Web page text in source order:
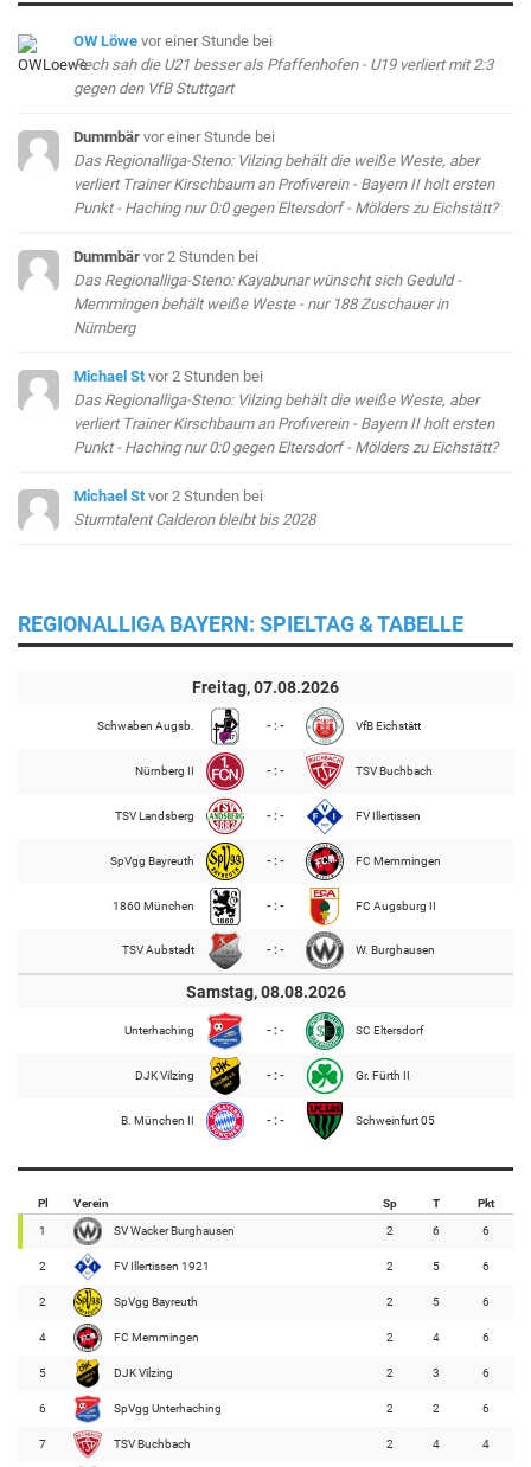
OW Löwe vor einer Stunde bei
Rech sah die U21 besser als Pfaffenhofen - U19 verliert mit 2:3
gegen den VfB Stuttgart
Dummbär vor einer Stunde bei
Das Regionalliga-Steno: Vilzing behält die weiße Weste, aber
verliert Trainer Kirschbaum an Profiverein - Bayern II holt ersten
Punkt - Haching nur 0:0 gegen Eltersdorf - Mölders zu Eichstätt?
Dummbär vor 2 Stunden bei
Das Regionalliga-Steno: Kayabunar wünscht sich Geduld -
Memmingen behält weiße Weste - nur 188 Zuschauer in
Nürnberg
Michael St vor 2 Stunden bei
Das Regionalliga-Steno: Vilzing behält die weiße Weste, aber
verliert Trainer Kirschbaum an Profiverein - Bayern II holt ersten
Punkt - Haching nur 0:0 gegen Eltersdorf - Mölders zu Eichstätt?
Michael St vor 2 Stunden bei
Sturmtalent Calderon bleibt bis 2028
REGIONALLIGA BAYERN: SPIELTAG & TABELLE
Freitag, 07.08.2026
Schwaben Augsb. - : - VfB Eichstätt
Nürnberg II - : - TSV Buchbach
TSV Landsberg - : - FV Illertissen
SpVgg Bayreuth - : - FC Memmingen
1860 München - : - FC Augsburg II
TSV Aubstadt - : - W. Burghausen
Samstag, 08.08.2026
Unterhaching - : - SC Eltersdorf
DJK Vilzing - : - Gr. Fürth II
B. München II - : - Schweinfurt 05
Pl Verein Sp T Pkt
1 SV Wacker Burghausen 2 6 6
2 FV Illertissen 1921 2 5 6
2 SpVgg Bayreuth 2 5 6
4 FC Memmingen 2 4 6
5 DJK Vilzing 2 3 6
6 SpVgg Unterhaching 2 2 6
7 TSV Buchbach 2 4 4